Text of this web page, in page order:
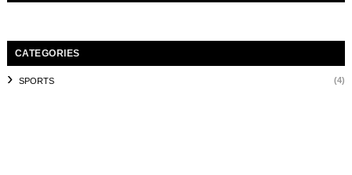
CATEGORIES
SPORTS (4)